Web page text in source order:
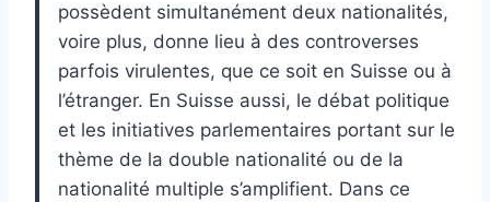
possèdent simultanément deux nationalités,
voire plus, donne lieu à des controverses
parfois virulentes, que ce soit en Suisse ou à
l’étranger. En Suisse aussi, le débat politique
et les initiatives parlementaires portant sur le
thème de la double nationalité ou de la
nationalité multiple s’amplifient. Dans ce